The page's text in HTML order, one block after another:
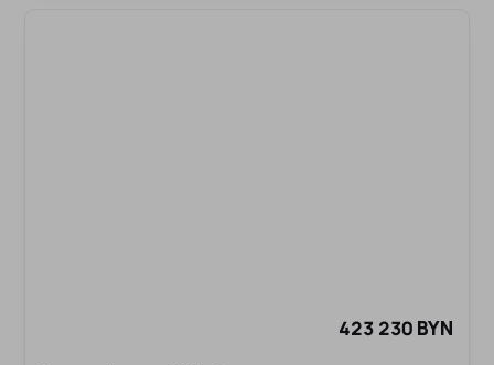
423 230 BYN